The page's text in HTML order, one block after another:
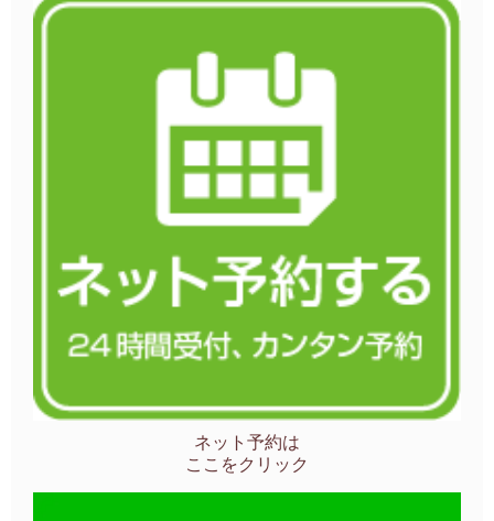
ネット予約は
ここをクリック